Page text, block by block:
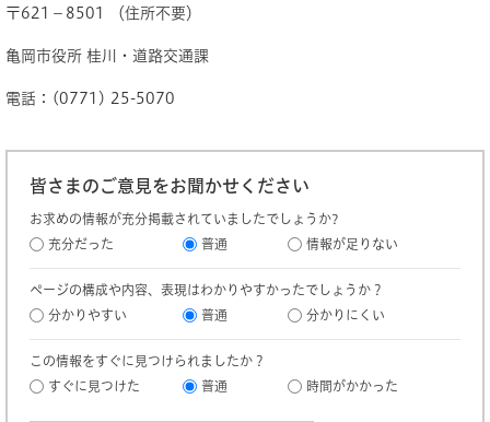
〒621－8501 （住所不要）
亀岡市役所 桂川・道路交通課
電話：(0771) 25-5070
皆さまのご意見をお聞かせください
お求めの情報が充分掲載されていましたでしょうか?
充分だった
普通 情報が足りない
ページの構成や内容、表現はわかりやすかったでしょうか？
分かりやすい
普通 分かりにくい
この情報をすぐに見つけられましたか？
すぐに見つけた
普通 時間がかかった